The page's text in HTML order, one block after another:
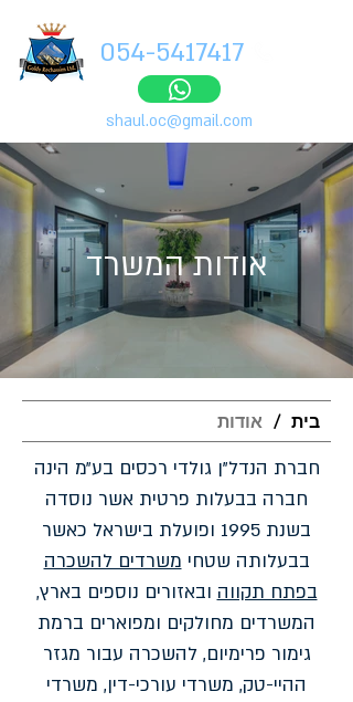
054-5417417
shaul.oc@gmail.com
אודות המשרד
בית / אודות
חברת הנדל"ן גולדי רכסים בע״מ הינה
חברה בבעלות פרטית אשר נוסדה
בשנת 1995 ופועלת בישראל כאשר
בבעלותה שטחי משרדים להשכרה
בפתח תקווה ובאזורים נוספים בארץ,
המשרדים מחולקים ומפוארים ברמת
גימור פרימיום, להשכרה עבור מגזר
ההיי-טק, משרדי עורכי-דין, משרדי